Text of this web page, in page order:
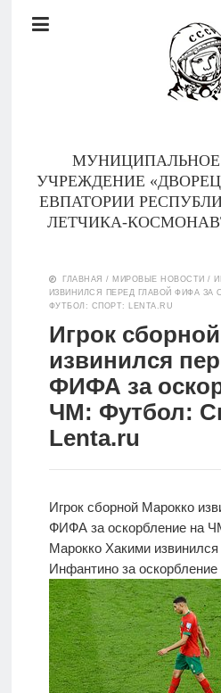
Документы
УЧРЕЖДЕНИЕ
ЕВПАТОРИИ
ЛЕТЧИКА-
Тренеры
Документы
Контакты
Новости
Родителям
О
нас
Версия для
слабовидящих
ГЛАВНАЯ / МИРОВЫЕ НОВОСТИ /
ИЗВИНИЛСЯ ПЕРЕД ГЛАВОЙ ФИФА ЗА
ФУТБОЛ: СПОРТ: LENTA.RU
Игрок
извинился
ФИФА за
ЧМ: Футбол:
Lenta.ru
Игрок сборной Марокко
ФИФА за оскорбление на
Марокко Хакими
Инфантино за